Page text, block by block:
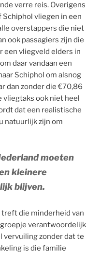
verre reis. Overigens
Schiphol vliegen in een
overstappers die niet
ook passagiers zijn die
een vliegveld elders in
daar vandaan een
Schiphol om alsnog
dan zonder die €70,86
ook niet heel
dat een realistische
natuurlijk zijn om
moeten
kleinere
blijven.
treft die minderheid van
verantwoordelijk
vervuiling zonder dat te
is die familie